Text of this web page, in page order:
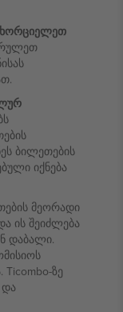
ბილეთების
იქნება
მეორადი
ის შეიძლება
დაბალი.
ზე